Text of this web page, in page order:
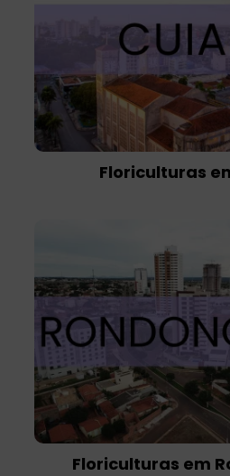
Floriculturas
Floriculturas em